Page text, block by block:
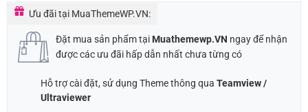
Ưu đãi tại MuaThemeWP.VN:
Đặt mua sản phẩm tại Muathemewp.VN ngay để nhận
được các ưu đãi hấp dẫn nhất chưa từng có
Hỗ trợ cài đặt, sử dụng Theme thông qua Teamview /
Ultraviewer